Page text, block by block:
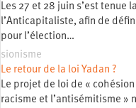
Les 27 et 28 juin s’est tenue
l’Anticapitaliste, afin de
pour l’élection…
sionisme
Le retour de la loi Yadan ?
Le projet de loi de «
racisme et l’antisémitisme »